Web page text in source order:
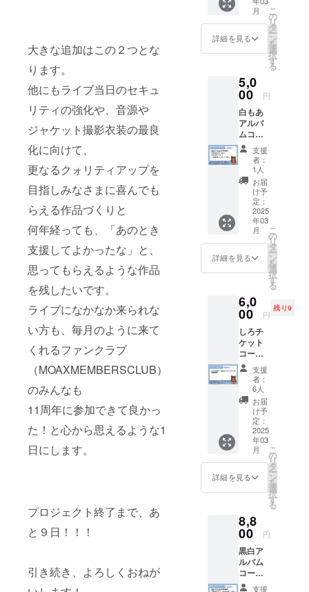
大きな追加はこの２つとな
ります。
他にもライブ当日のセキュ
リティの強化や、音源や
ジャケット撮影衣装の最良
化に向けて、
更なるクォリティアップを
目指しみなさまに喜んでも
らえる作品づくりと
何年経っても、「あのとき
支援してよかったな」と、
思ってもらえるような作品
を残したいです。
ライブになかなか来られな
い方も、毎月のように来て
くれるファンクラブ
（MOAXMEMBERSCLUB）
のみんなも
11周年に参加できて良かっ
た！と心から思えるような1
日にします。
プロジェクト終了まで、あ
と９日！！！
引き続き、よろしくおねが
ube限定
urlを
メッ
セージ
にてお
知ら
「黒い
おもひ
で」ア
ルバム
・もあ
もあポ
スト
カード
・「黒
いおも
ひで」
ジャ
ケット
画ぞう
（ファ
イル便
を利用
届け）
※黒いお
もひで
アルバ
ムとも
あもあ
ポスト
カード
は、
2025年
3月15日
以降の
発送を
予定し
ており
ます。
その際
れてお
りま
お礼動
画は
2024年
11月ご
月
詳細を見る
こ
の
リ
タ
ー
ン
を
選
択
す
る
5,0
00 円
白もあ
アルバ
ムコー
ス ・も
あから
の心を
込めた
お礼動
（YouT
ube限定
urlを
メッ
セージ
にてお
知ら
「白い
おもひ
で」ア
ルバム
・もあ
もあポ
スト
カード
・「白
いおも
ひで」
ジャ
ケット
画ぞう
（ファ
イル便
を利用
届け）
※白いお
もひで
アルバ
ムとも
あもあ
ポスト
支援
者：
1人
お届
け予
定：
2025
年03
月
詳細を見る
こ
の
リ
タ
ー
ン
を
選
択
す
る
6,0
00 円
残り9
しろチ
ケット
コース
・三月
十五日
夜 11th
記念ラ
イブ し
ろチ
ケット
（全席
指定
席） ※
当日入
場に必
要なチ
画像
は、ラ
イブ開
催の3〜
5日前
に、
メッ
支援
者：
6人
お届
け予
定：
2025
年03
月
詳細を見る
こ
の
リ
タ
ー
ン
を
選
択
す
る
8,8
00 円
黒白ア
ルバム
コース
・もあ
支援